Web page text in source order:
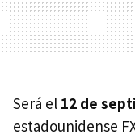
Será el 12 de
estadounidense